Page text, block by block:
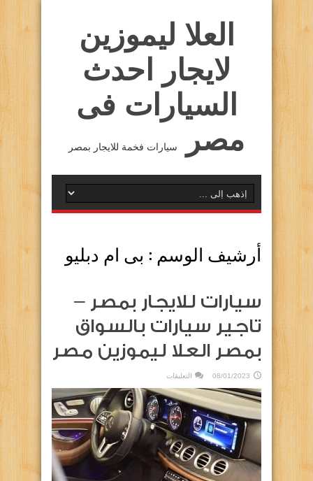
العلا ليموزين
لايجار احدث
السيارات فى
مصر
سيارات فخمة للايجار بمصر
أرشيف الوسم : بى ام دبليو
سيارات للايجار بمصر –
تاجير سيارات بالسواق
بمصر العلا ليموزين مصر
08/01/2023 التعليقات
للايجار
بمصر
–
تاجير
سيارات
بالسواق
بمصر
العلا
ليموزين
مصر
مغلقة